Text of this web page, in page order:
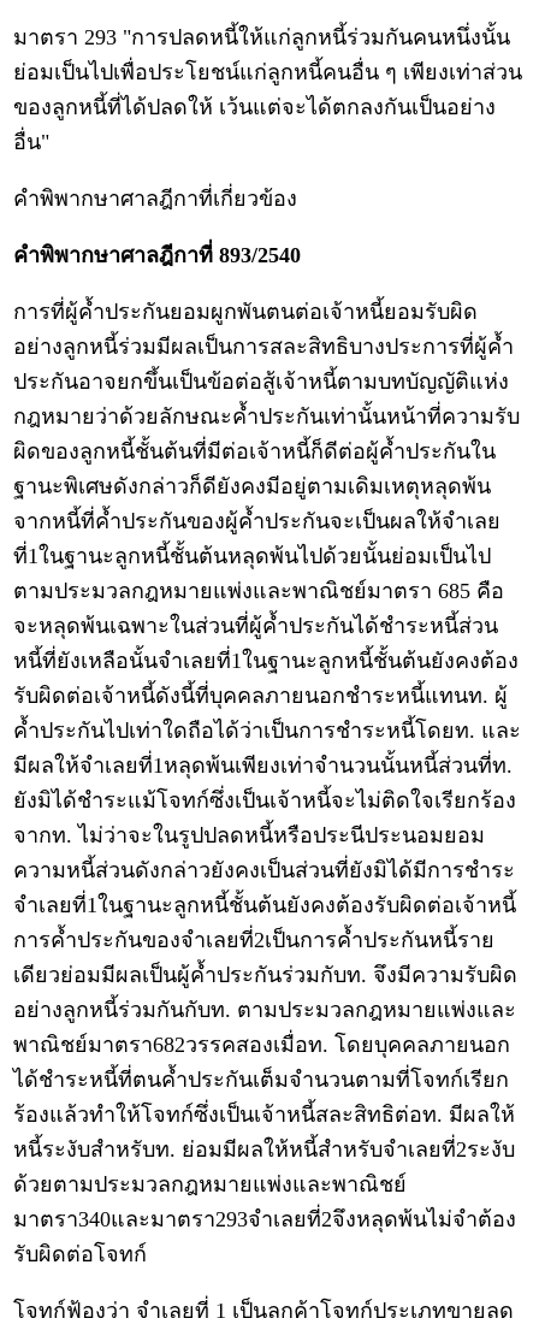
มาตรา 293 "การปลดหนี้ให้แก่ลูกหนี้ร่วมกันคนหนึ่งนั้น
ย่อมเป็นไปเพื่อประโยชน์แก่ลูกหนี้คนอื่น ๆ เพียงเท่าส่วน
ของลูกหนี้ที่ได้ปลดให้ เว้นแต่จะได้ตกลงกันเป็นอย่าง
อื่น"
คำพิพากษาศาลฎีกาที่เกี่ยวข้อง
คำพิพากษาศาลฎีกาที่ 893/2540
การที่ผู้ค้ำประกันยอมผูกพันตนต่อเจ้าหนี้ยอมรับผิด
อย่างลูกหนี้ร่วมมีผลเป็นการสละสิทธิบางประการที่ผู้ค้ำ
ประกันอาจยกขึ้นเป็นข้อต่อสู้เจ้าหนี้ตามบทบัญญัติแห่ง
กฎหมายว่าด้วยลักษณะค้ำประกันเท่านั้นหน้าที่ความรับ
ผิดของลูกหนี้ชั้นต้นที่มีต่อเจ้าหนี้ก็ดีต่อผู้ค้ำประกันใน
ฐานะพิเศษดังกล่าวก็ดียังคงมีอยู่ตามเดิมเหตุหลุดพ้น
จากหนี้ที่ค้ำประกันของผู้ค้ำประกันจะเป็นผลให้จำเลย
ที่1ในฐานะลูกหนี้ชั้นต้นหลุดพ้นไปด้วยนั้นย่อมเป็นไป
ตามประมวลกฎหมายแพ่งและพาณิชย์มาตรา 685 คือ
จะหลุดพ้นเฉพาะในส่วนที่ผู้ค้ำประกันได้ชำระหนี้ส่วน
หนี้ที่ยังเหลือนั้นจำเลยที่1ในฐานะลูกหนี้ชั้นต้นยังคงต้อง
รับผิดต่อเจ้าหนี้ดังนี้ที่บุคคลภายนอกชำระหนี้แทนท. ผู้
ค้ำประกันไปเท่าใดถือได้ว่าเป็นการชำระหนี้โดยท. และ
มีผลให้จำเลยที่1หลุดพ้นเพียงเท่าจำนวนนั้นหนี้ส่วนที่ท.
ยังมิได้ชำระแม้โจทก์ซึ่งเป็นเจ้าหนี้จะไม่ติดใจเรียกร้อง
จากท. ไม่ว่าจะในรูปปลดหนี้หรือประนีประนอมยอม
ความหนี้ส่วนดังกล่าวยังคงเป็นส่วนที่ยังมิได้มีการชำระ
จำเลยที่1ในฐานะลูกหนี้ชั้นต้นยังคงต้องรับผิดต่อเจ้าหนี้
การค้ำประกันของจำเลยที่2เป็นการค้ำประกันหนี้ราย
เดียวย่อมมีผลเป็นผู้ค้ำประกันร่วมกับท. จึงมีความรับผิด
อย่างลูกหนี้ร่วมกันกับท. ตามประมวลกฎหมายแพ่งและ
พาณิชย์มาตรา682วรรคสองเมื่อท. โดยบุคคลภายนอก
ได้ชำระหนี้ที่ตนค้ำประกันเต็มจำนวนตามที่โจทก์เรียก
ร้องแล้วทำให้โจทก์ซึ่งเป็นเจ้าหนี้สละสิทธิต่อท. มีผลให้
หนี้ระงับสำหรับท. ย่อมมีผลให้หนี้สำหรับจำเลยที่2ระงับ
ด้วยตามประมวลกฎหมายแพ่งและพาณิชย์
มาตรา340และมาตรา293จำเลยที่2จึงหลุดพ้นไม่จำต้อง
รับผิดต่อโจทก์
โจทก์ฟ้องว่า จำเลยที่ 1 เป็นลุกค้าโจทก์ประเภทขายลด